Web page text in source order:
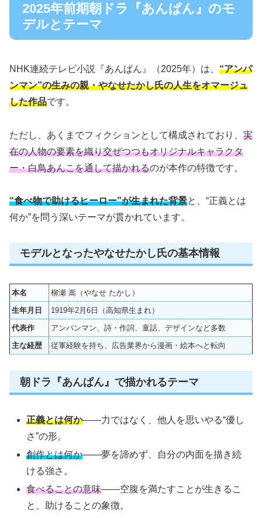
2025年前期朝ドラ『あんぱん』のモ
デルとテーマ
NHK連続テレビ小説『あんぱん』（2025年）は、 “アンパ
ンマン”の生みの親・やなせたかし氏の人生をオマージュ
した作品です。
ただし、あくまでフィクションとして構成されており、 実
在の人物の要素を織り交ぜつつもオリジナルキャラクタ
ー・白鳥あんこを通して描かれるのが本作の特徴です。
“食べ物で助けるヒーロー”が生まれた背景と、“正義とは
何か”を問う深いテーマが貫かれています。
モデルとなったやなせたかし氏の基本情報
本名
柳瀬 嵩（やなせ たかし）
生年月日
1919年2月6日（高知県生まれ）
代表作
アンパンマン、詩・作詞、童話、デザインなど多数
主な経歴
従軍経験を持ち、広告業界から漫画・絵本へと転向
朝ドラ『あんぱん』で描かれるテーマ
正義とは何か——力ではなく、他人を思いやる“優し
さ”の形。
創作とは何か——夢を諦めず、自分の内面を描き続
ける強さ。
食べることの意味——空腹を満たすことが生きるこ
と、助けることの象徴。